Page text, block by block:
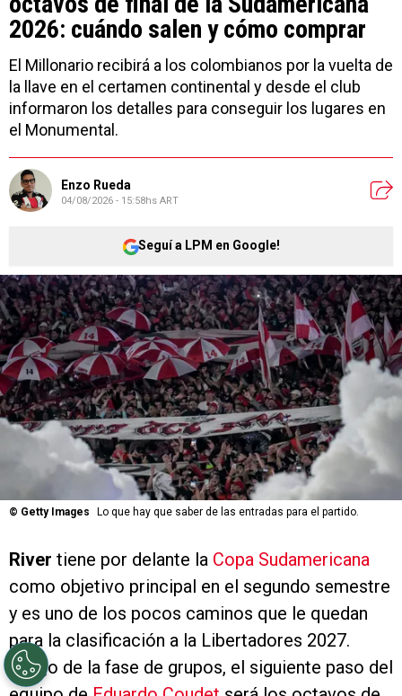
2026: cuándo salen y cómo comprar
El Millonario recibirá a los colombianos por la vuelta de
la llave en el certamen continental y desde el club
informaron los detalles para conseguir los lugares en
el Monumental.
Enzo Rueda
04/08/2026 - 15:58hs ART
Seguí a LPM en Google!
© Getty Images Lo que hay que saber de las entradas para el partido.
River tiene por delante la Copa Sudamericana
como objetivo principal en el segundo semestre
y es uno de los pocos caminos que le quedan
para la clasificación a la Libertadores 2027.
Luego de la fase de grupos, el siguiente paso del